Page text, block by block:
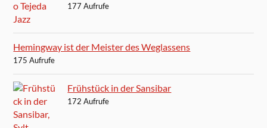
177 Aufrufe
Hemingway ist der Meister des Weglassens
175 Aufrufe
Frühstück in der Sansibar
172 Aufrufe